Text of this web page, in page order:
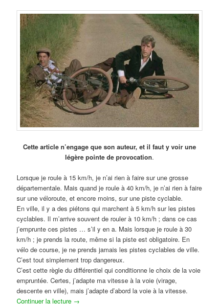
Cette article n’engage que son auteur, et il faut y voir une
légère pointe de provocation.
Lorsque je roule à 15 km/h, je n’ai rien à faire sur une grosse
départementale. Mais quand je roule à 40 km/h, je n’ai rien à faire
sur une véloroute, et encore moins, sur une piste cyclable.
En ville, il y a des piétons qui marchent à 5 km/h sur les pistes
cyclables. Il m’arrive souvent de rouler à 10 km/h ; dans ce cas
j’emprunte ces pistes … s’il y en a. Mais lorsque je roule à 30
km/h ; je prends la route, même si la piste est obligatoire. En
vélo de course, je ne prends jamais les pistes cyclables de ville.
C’est tout simplement trop dangereux.
C’est cette règle du différentiel qui conditionne le choix de la voie
empruntée. Certes, j’adapte ma vitesse à la voie (virage,
descente en ville), mais j’adapte d’abord la voie à la vitesse.
Continuer la lecture →